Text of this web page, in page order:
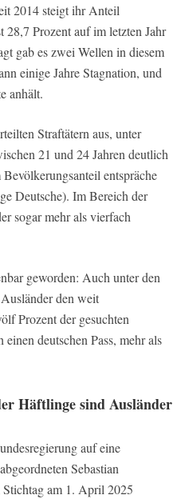
2014 steigt ihr Anteil
28,7 Prozent auf im letzten Jahr
gab es zwei Wellen in diesem
einige Jahre Stagnation, und
anhält.
Straftätern aus, unter
21 und 24 Jahren deutlich
entspräche
Deutsche). Im Bereich der
sogar mehr als vierfach
geworden: Auch unter den
den weit
Prozent der gesuchten
deutschen Pass, mehr als
Häftlinge sind Ausländer
auf eine
Sebastian
am 1. April 2025